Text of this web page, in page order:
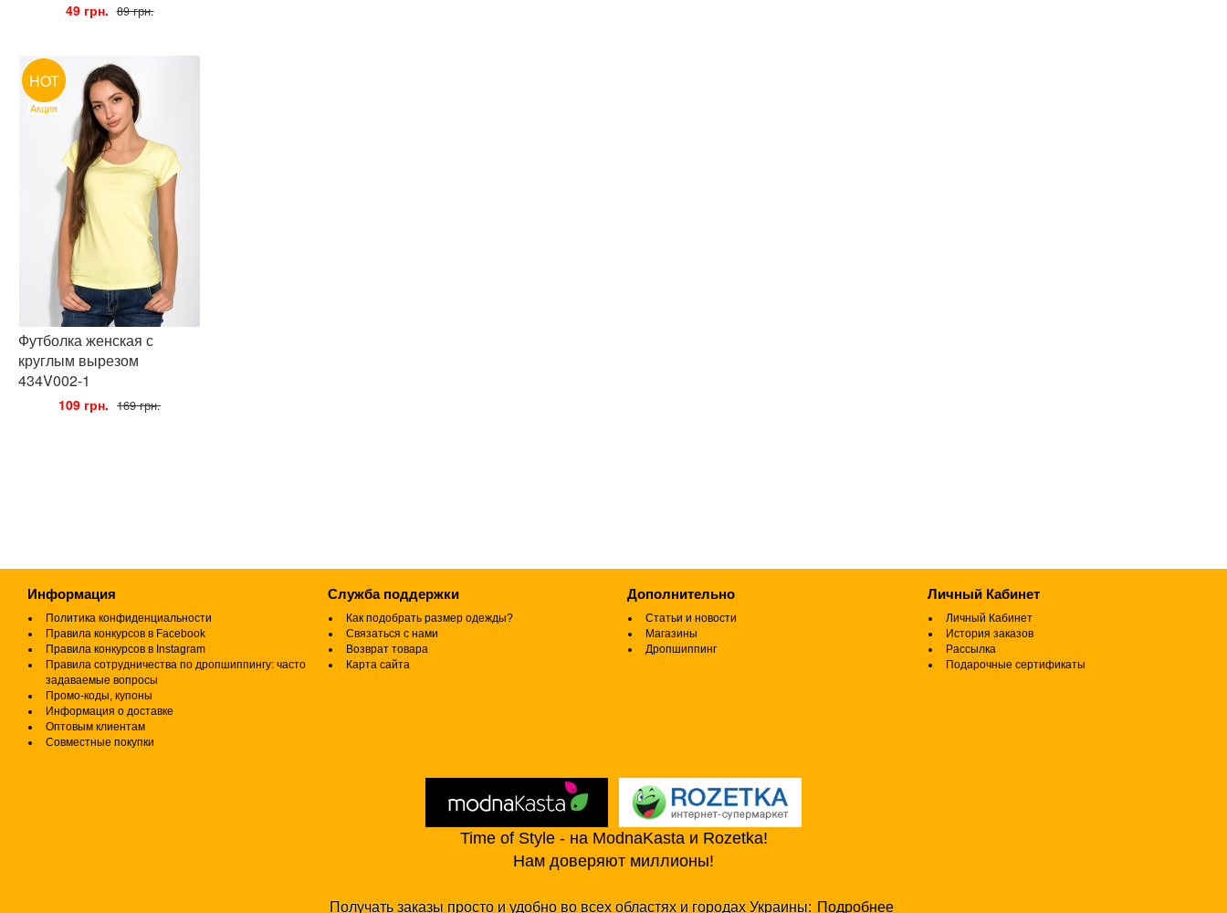
49 грн. 89 грн.
HOT
Акция
Футболка женская с
круглым вырезом
434V002-1
109 грн. 169 грн.
Информация
Политика конфиденциальности
Правила конкурсов в Facebook
Правила конкурсов в Instagram
Правила сотрудничества по дропшиппингу: часто
задаваемые вопросы
Промо-коды, купоны
Информация о доставке
Оптовым клиентам
Совместные покупки
Служба поддержки
Как подобрать размер одежды?
Связаться с нами
Возврат товара
Карта сайта
Дополнительно
Статьи и новости
Магазины
Дропшиппинг
Личный Кабинет
Личный Кабинет
История заказов
Рассылка
Подарочные сертификаты
Time of Style - на ModnaKasta и Rozetka!
Нам доверяют миллионы!
Получать заказы просто и удобно во всех областях и городах Украины: Подробнее